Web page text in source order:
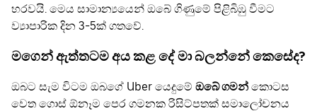
හරවයි. මෙය සාමාන්‍යයෙන් ඔබේ ගිණුමේ පිළිබිඹු වීමට
ව්‍යාපාරික දින 3-5ක් ගතවේ.
මගෙන් ඇත්තටම අය කළ දේ මා බලන්නේ කෙසේද?
ඔබට සැම විටම ඔබගේ Uber යෙදුමේ ඔබේ ගමන් කොටස
වෙත ගොස් ඕනෑම පෙර ගමනක රිසිට්පතක් සමාලෝචනය